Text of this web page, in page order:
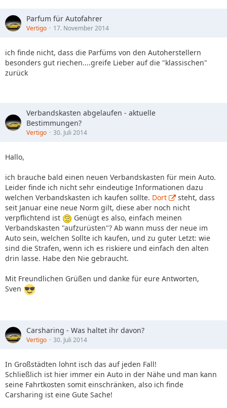
Parfum für Autofahrer
Vertigo 17. November 2014
ich finde nicht, dass die Parfüms von den Autoherstellern
besonders gut riechen....greife Lieber auf die "klassischen"
zurück
Verbandskasten abgelaufen - aktuelle
Bestimmungen?
Vertigo 30. Juli 2014
Hallo,
ich brauche bald einen neuen Verbandskasten für mein Auto.
Leider finde ich nicht sehr eindeutige Informationen dazu
welchen Verbandskasten ich kaufen sollte. Dort
steht, dass
seit Januar eine neue Norm gilt, diese aber noch nicht
verpflichtend ist
Genügt es also, einfach meinen
Verbandskasten "aufzurüsten"? Ab wann muss der neue im
Auto sein, welchen Sollte ich kaufen, und zu guter Letzt: wie
sind die Strafen, wenn ich es riskiere und einfach den alten
drin lasse. Habe den Nie gebraucht.
Mit Freundlichen Grüßen und danke für eure Antworten,
Sven
Carsharing - Was haltet ihr davon?
Vertigo 30. Juli 2014
In Großstädten lohnt isch das auf jeden Fall!
Schließlich ist hier immer ein Auto in der Nähe und man kann
seine Fahrtkosten somit einschränken, also ich finde
Carsharing ist eine Gute Sache!